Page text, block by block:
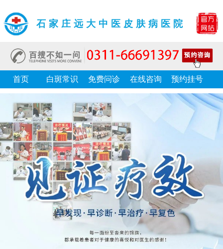
石家庄远大中医皮肤病医院
首页 白斑常识 免费问诊 在线咨询 预约挂号